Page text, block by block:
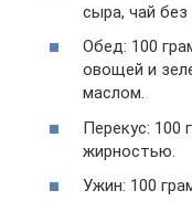
сыра, чай без
Обед: 100
овощей и
маслом.
Перекус: 100
жирностью.
Ужин: 100